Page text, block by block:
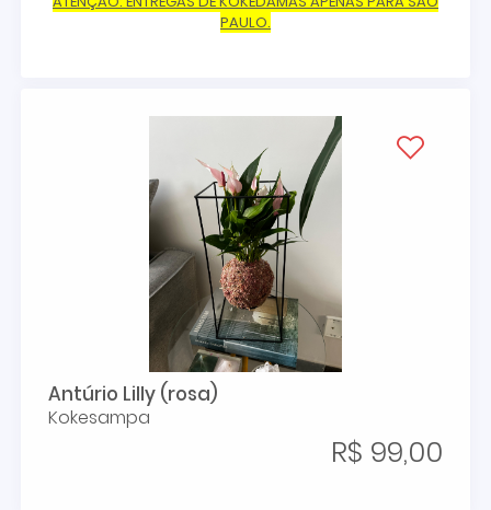
PAULO.
Antúrio Lilly (rosa)
Kokesampa
R$ 99,00